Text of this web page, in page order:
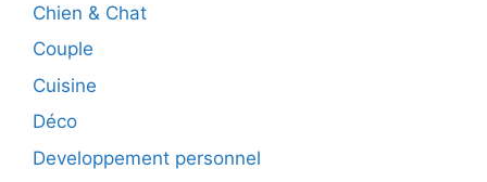
Chien & Chat
Couple
Cuisine
Déco
Developpement personnel